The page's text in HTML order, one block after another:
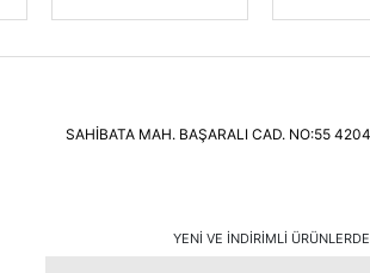
SAHİBATA MAH. BAŞARALI CAD. NO:55
YENI VE INDIRIMLI